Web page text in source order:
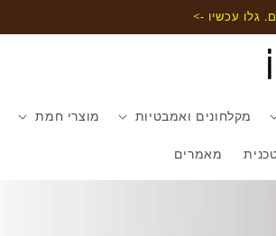
מקלחונים ואמבטיות מוצרי חמת
מאמרים